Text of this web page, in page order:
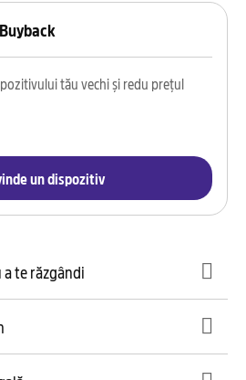
tău vechi și redu prețul
un dispozitiv
te răzgândi